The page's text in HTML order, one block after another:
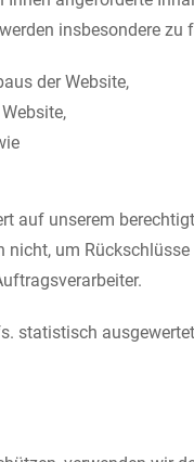
insbesondere zu
der Website,
auf unserem
um
statistisch